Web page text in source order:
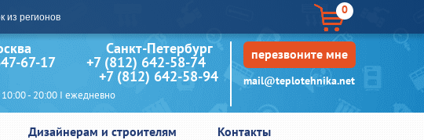
из регионов
0
Санкт-Петербург
67-17 +7 (812) 642-58-74
+7 (812) 642-58-94
I ежедневно
перезвоните мне
mail@teplotehnika.net
Дизайнерам и строителям Контакты